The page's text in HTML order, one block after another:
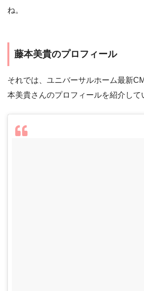
ね。
藤本美貴のプロフィール
それでは、ユニバーサルホーム最新
本美貴さんのプロフィールを紹介して